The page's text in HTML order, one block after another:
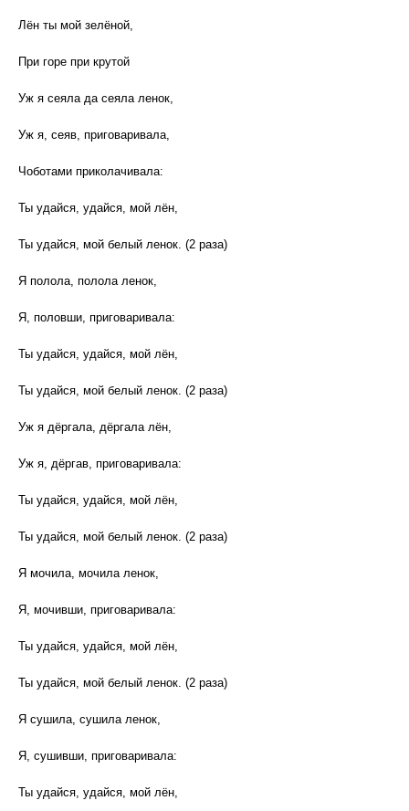
Лён ты мой зелёной,
При горе при крутой
Уж я сеяла да сеяла ленок,
Уж я, сеяв, приговаривала,
Чоботами приколачивала:
Ты удайся, удайся, мой лён,
Ты удайся, мой белый ленок. (2 раза)
Я полола, полола ленок,
Я, половши, приговаривала:
Ты удайся, удайся, мой лён,
Ты удайся, мой белый ленок. (2 раза)
Уж я дёргала, дёргала лён,
Уж я, дёргав, приговаривала:
Ты удайся, удайся, мой лён,
Ты удайся, мой белый ленок. (2 раза)
Я мочила, мочила ленок,
Я, мочивши, приговаривала:
Ты удайся, удайся, мой лён,
Ты удайся, мой белый ленок. (2 раза)
Я сушила, сушила ленок,
Я, сушивши, приговаривала:
Ты удайся, удайся, мой лён,